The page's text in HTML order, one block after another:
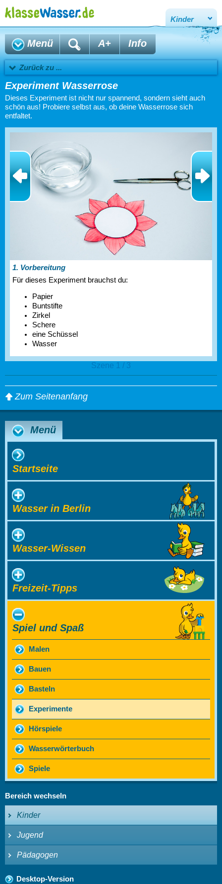
Kinder
Menü A+ Info
Zurück zu ...
Experiment Wasserrose
Dieses Experiment ist nicht nur spannend, sondern sieht auch
schön aus! Probiere selbst aus, ob deine Wasserrose sich
entfaltet.
1. Vorbereitung
Für dieses Experiment brauchst du:
Papier
Buntstifte
Zirkel
Schere
eine Schüssel
Wasser
Szene 1 / 3
Zum Seitenanfang
Menü
Startseite
Wasser in Berlin
Wasser-Wissen
Freizeit-Tipps
Spiel und Spaß
Malen
Bauen
Basteln
Experimente
Hörspiele
Wasserwörterbuch
Spiele
Bereich wechseln
Kinder
Jugend
Pädagogen
Desktop-Version